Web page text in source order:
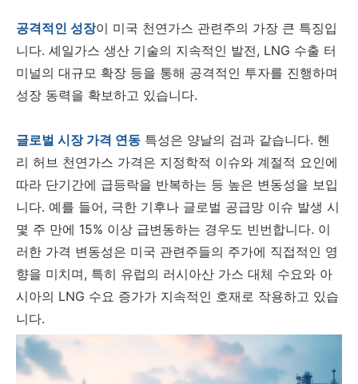
공격적인 성장이 미국 천연가스 관련주의 가장 큰 특징입
니다. 셰일가스 생산 기술의 지속적인 발전, LNG 수출 터
미널의 대규모 확장 등을 통해 공격적인 투자를 진행하며
성장 동력을 확보하고 있습니다.
글로벌 시장 가격 연동 특성은 양날의 검과 같습니다. 헨
리 허브 천연가스 가격은 지정학적 이슈와 계절적 요인에
따라 단기간에 급등락을 반복하는 등 높은 변동성을 보입
니다. 예를 들어, 극한 기후나 글로벌 공급망 이슈 발생 시
몇 주 만에 15% 이상 급변동하는 경우도 빈번합니다. 이
러한 가격 변동성은 미국 관련주들의 주가에 직접적인 영
향을 미치며, 특히 유럽의 러시아산 가스 대체 수요와 아
시아의 LNG 수요 증가가 지속적인 호재로 작용하고 있습
니다.